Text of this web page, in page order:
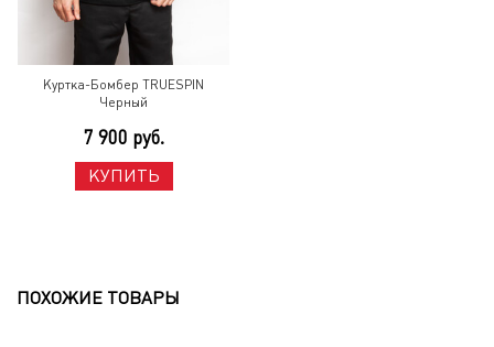
Куртка-Бомбер TRUESPIN
Черный
7 900 руб.
КУПИТЬ
ПОХОЖИЕ ТОВАРЫ